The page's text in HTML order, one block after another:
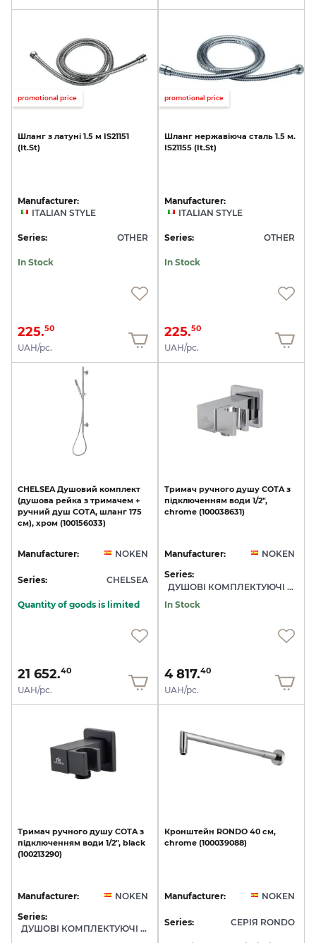
promotional price
Шланг з латуні 1.5 м IS21151
(It.St)
Manufacturer:
ITALIAN STYLE
Series: OTHER
In Stock
225.50
UAH/pc.
promotional price
Шланг нержавіюча сталь 1.5 м.
IS21155 (It.St)
Manufacturer:
ITALIAN STYLE
Series: OTHER
In Stock
225.50
UAH/pc.
CHELSEA Душовий комплект
(душова рейка з тримачем +
ручний душ COTA, шланг 175
см), хром (100156033)
Manufacturer: NOKEN
Series: CHELSEA
Quantity of goods is limited
21 652.40
UAH/pc.
Тримач ручного душу COTA з
підключенням води 1/2",
chrome (100038631)
Manufacturer:
NOKEN
Series:
ДУШОВІ КОМПЛЕКТУЮЧІ NOKEN
In Stock
4 817.40
UAH/pc.
Тримач ручного душу COTA з
підключенням води 1/2", black
(100213290)
Manufacturer:
NOKEN
Series:
ДУШОВІ КОМПЛЕКТУЮЧІ NOKEN
Кронштейн RONDO 40 см,
chrome (100039088)
Manufacturer: NOKEN
Series: СЕРІЯ RONDO